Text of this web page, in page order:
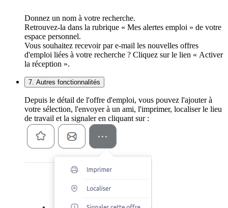
Donnez un nom à votre recherche.
Retrouvez-la dans la rubrique « Mes alertes emploi » de votre
espace personnel.
Vous souhaitez recevoir par e-mail les nouvelles offres
d'emploi liées à votre recherche ? Cliquez sur le lien « Activer
la réception ».
7. Autres fonctionnalités
Depuis le détail de l'offre d'emploi, vous pouvez l'ajouter à
votre sélection, l'envoyer à un ami, l'imprimer, localiser le lieu
de travail et la signaler en cliquant sur :